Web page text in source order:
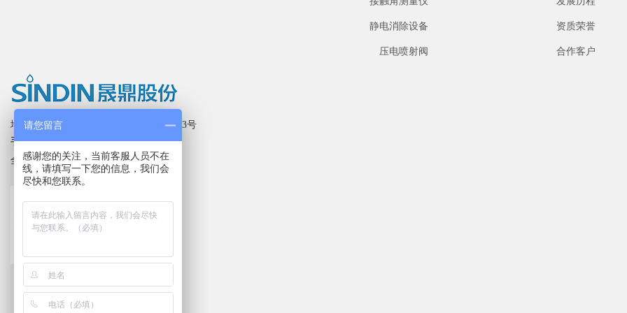
静电消除设备
压电喷射阀
资质荣誉
合作客户
地址：广东省东莞市长安镇新安横中路33号
手机：189-2828-4595
全国服务热线：189-2828-4595
晟鼎股份微信公众号
请您留言
感谢您的关注，当前客服人员不在
线，请填写一下您的信息，我们会
尽快和您联系。